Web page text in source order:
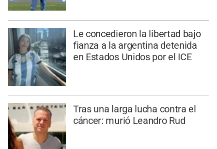
Le concedieron la libertad bajo
fianza a la argentina detenida
en Estados Unidos por el ICE
Tras una larga lucha contra el
cáncer: murió Leandro Rud